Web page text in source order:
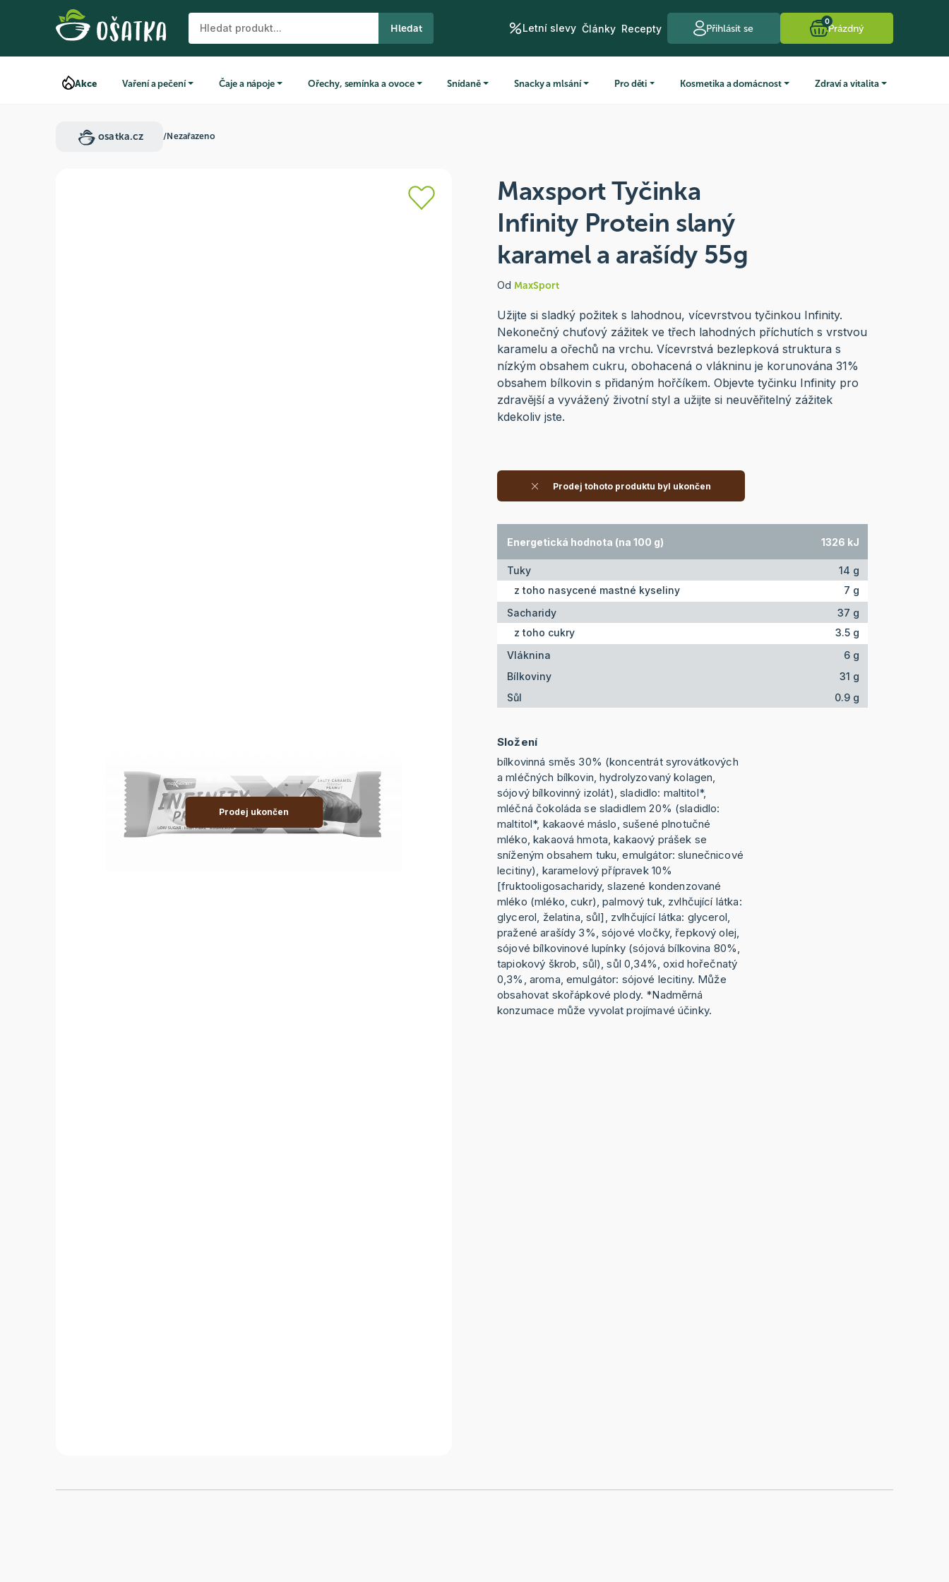
Hledat Letní slevy Články Recepty Přihlásit se
0
Prázdný
Akce Vaření a pečení Čaje a nápoje Ořechy, semínka a ovoce Snídaně Snacky a mlsání Pro děti Kosmetika a domácnost Zdraví a vitalita
osatka.cz /Nezařazeno
Prodej ukončen
Maxsport Tyčinka
Infinity Protein slaný
karamel a arašídy 55g
Od MaxSport
Užijte si sladký požitek s lahodnou, vícevrstvou tyčinkou Infinity.
Nekonečný chuťový zážitek ve třech lahodných příchutích s vrstvou
karamelu a ořechů na vrchu. Vícevrstvá bezlepková struktura s
nízkým obsahem cukru, obohacená o vlákninu je korunována 31%
obsahem bílkovin s přidaným hořčíkem. Objevte tyčinku Infinity pro
zdravější a vyvážený životní styl a užijte si neuvěřitelný zážitek
kdekoliv jste.
Prodej tohoto produktu byl ukončen
Energetická hodnota (na 100 g) 1326 kJ
Tuky
14 g
z toho nasycené mastné kyseliny
7 g
Sacharidy
37 g
z toho cukry
3.5 g
Vláknina
6 g
Bílkoviny
31 g
Sůl
0.9 g
Složení
bílkovinná směs 30% (koncentrát syrovátkových
a mléčných bílkovin, hydrolyzovaný kolagen,
sójový bílkovinný izolát), sladidlo: maltitol*,
mléčná čokoláda se sladidlem 20% (sladidlo:
maltitol*, kakaové máslo, sušené plnotučné
mléko, kakaová hmota, kakaový prášek se
sníženým obsahem tuku, emulgátor: slunečnicové
lecitiny), karamelový přípravek 10%
[fruktooligosacharidy, slazené kondenzované
mléko (mléko, cukr), palmový tuk, zvlhčující látka:
glycerol, želatina, sůl], zvlhčující látka: glycerol,
pražené arašídy 3%, sójové vločky, řepkový olej,
sójové bílkovinové lupínky (sójová bílkovina 80%,
tapiokový škrob, sůl), sůl 0,34%, oxid hořečnatý
0,3%, aroma, emulgátor: sójové lecitiny. Může
obsahovat skořápkové plody. *Nadměrná
konzumace může vyvolat projímavé účinky.